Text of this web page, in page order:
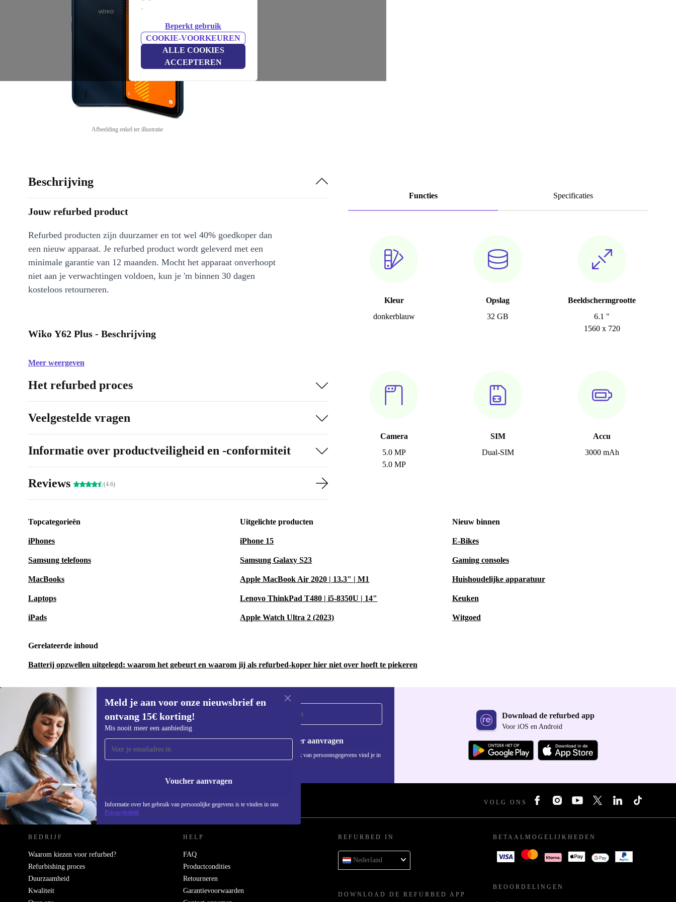
.
Beperkt gebruik
COOKIE-VOORKEUREN
ALLE COOKIES
ACCEPTEREN
Afbeelding enkel ter illustratie
Functies Specificaties
Kleur
donkerblauw
Opslag
32 GB
Beeldschermgrootte
6.1 "
1560 x 720
Camera
5.0 MP
5.0 MP
SIM
Dual-SIM
Accu
3000 mAh
Beschrijving
Jouw refurbed product
Refurbed producten zijn duurzamer en tot wel 40% goedkoper dan
een nieuw apparaat. Je refurbed product wordt geleverd met een
minimale garantie van 12 maanden. Mocht het apparaat onverhoopt
niet aan je verwachtingen voldoen, kun je 'm binnen 30 dagen
kosteloos retourneren.
Wiko Y62 Plus - Beschrijving
Meer weergeven
Het refurbed proces
Veelgestelde vragen
Informatie over productveiligheid en -conformiteit
Reviews (4.6)
Topcategorieën
iPhones
Samsung telefoons
MacBooks
Laptops
iPads
Uitgelichte producten
iPhone 15
Samsung Galaxy S23
Apple MacBook Air 2020 | 13.3" | M1
Lenovo ThinkPad T480 | i5-8350U | 14"
Apple Watch Ultra 2 (2023)
Nieuw binnen
E-Bikes
Gaming consoles
Huishoudelijke apparatuur
Keuken
Witgoed
Gerelateerde inhoud
Batterij opzwellen uitgelegd: waarom het gebeurt en waarom jij als refurbed-koper hier niet over hoeft te piekeren
Meld je aan voor onze nieuwsbrief en
ontvang 15€ korting!
Mis nooit meer een aanbieding
Voucher aanvragen
Informatie over het gebruik van persoonlijke gegevens is te vinden in ons
Privacybeleid
Meld je aan voor onze nieuwsbrief en
ontvang €15 korting!
Mis nooit meer een aanbieding.
Voucher aanvragen
Informatie over het gebruik van persoonsgegevens vind je in
Download de refurbed app
Voor iOS en Android
REFURBED NEDERLAND - RETHINK NEW. VOLG ONS
BEDRIJF
Waarom kiezen voor refurbed?
Refurbishing proces
Duurzaamheid
Kwaliteit
HELP
FAQ
Productcondities
Retourneren
Garantievoorwaarden
REFURBED IN
Nederland
DOWNLOAD DE REFURBED APP
BETAALMOGELIJKHEDEN
BEOORDELINGEN